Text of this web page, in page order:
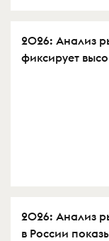
2026: Анализ
фиксирует
2026: Анализ
в России